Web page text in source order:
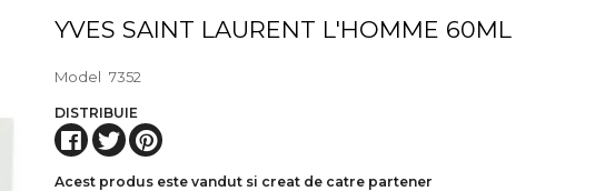
YVES SAINT LAURENT L'HOMME 60ML
Model 7352
DISTRIBUIE
Acest produs este vandut si creat de catre partener